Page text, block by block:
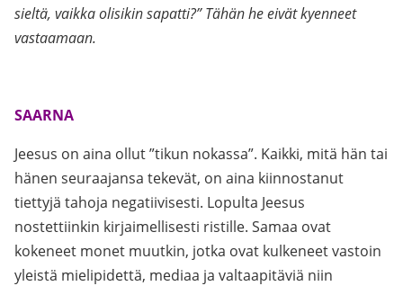
sieltä, vaikka olisikin sapatti?” Tähän he eivät kyenneet
vastaamaan.
SAARNA
Jeesus on aina ollut ”tikun nokassa”. Kaikki, mitä hän tai
hänen seuraajansa tekevät, on aina kiinnostanut
tiettyjä tahoja negatiivisesti. Lopulta Jeesus
nostettiinkin kirjaimellisesti ristille. Samaa ovat
kokeneet monet muutkin, jotka ovat kulkeneet vastoin
yleistä mielipidettä, mediaa ja valtaapitäviä niin